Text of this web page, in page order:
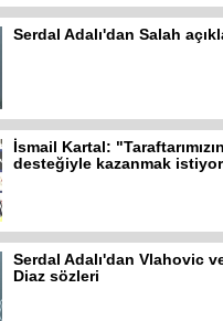
Serdal Adalı'dan Salah
İsmail Kartal: "Taraftarımızın
desteğiyle kazanmak
Serdal Adalı'dan Vlahovic
Diaz sözleri